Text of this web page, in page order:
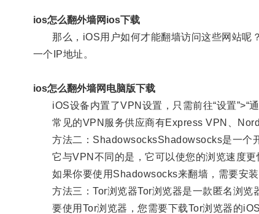
ios怎么翻外墙网ios下载
那么，iOS用户如何才能翻墙访问这些网站呢？
一个IP地址。
ios怎么翻外墙网电脑版下载
iOS设备内置了VPN设置，只需前往“设置”>“通
常见的VPN服务供应商有Express VPN、Nord
方法二：ShadowsocksShadowsocks是一个开
它与VPN不同的是，它可以使您的浏览速度更
如果你要使用Shadowsocks来翻墙，需要安装
方法三：Tor浏览器Tor浏览器是一款匿名浏览
要使用Tor浏览器，您需要下载Tor浏览器的iOS